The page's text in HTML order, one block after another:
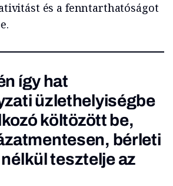
és a fenntarthatóságot
így hat
üzlethelyiségbe
költözött be,
bérleti
tesztelje az